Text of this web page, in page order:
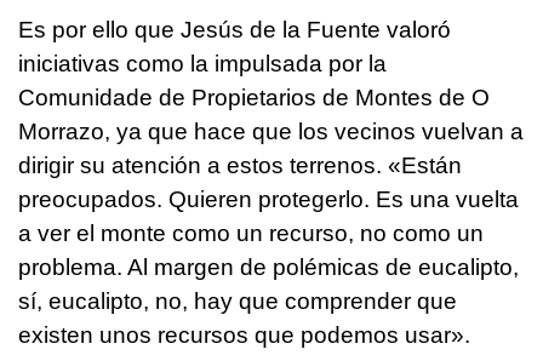
Es por ello que Jesús de la Fuente valoró
iniciativas como la impulsada por la
Comunidade de Propietarios de Montes de O
Morrazo, ya que hace que los vecinos vuelvan a
dirigir su atención a estos terrenos. «Están
preocupados. Quieren protegerlo. Es una vuelta
a ver el monte como un recurso, no como un
problema. Al margen de polémicas de eucalipto,
sí, eucalipto, no, hay que comprender que
existen unos recursos que podemos usar».